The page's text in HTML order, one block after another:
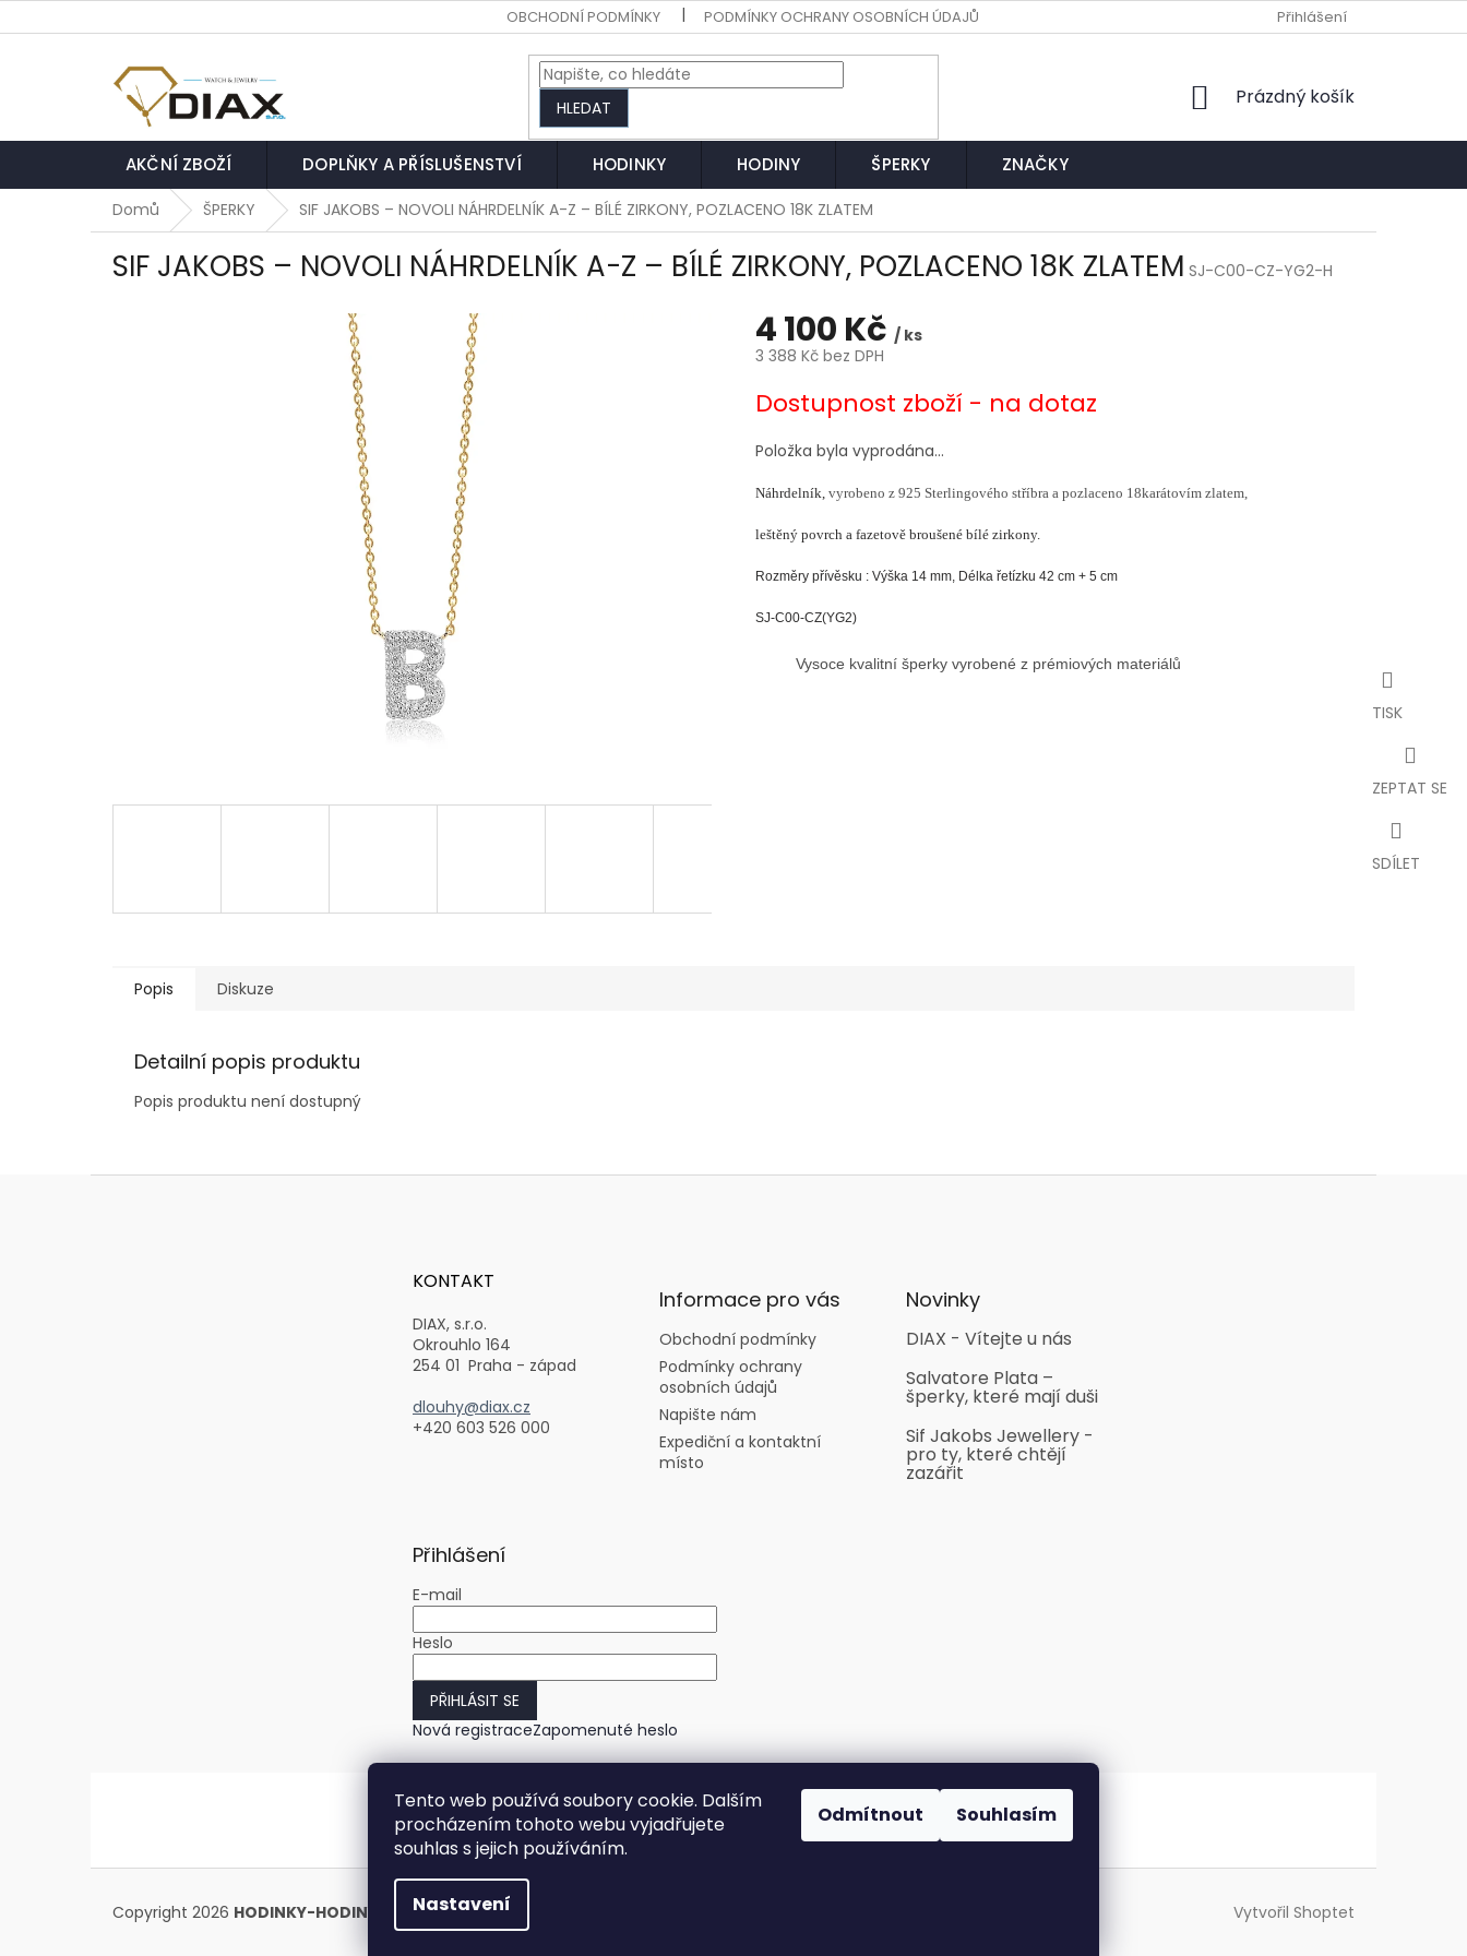
Tento web používá soubory cookie. Dalším
procházením tohoto webu vyjadřujete
souhlas s jejich používáním.
Nastavení
Odmítnout Souhlasím
na
OBCHODNÍ PODMÍNKY PODMÍNKY OCHRANY OSOBNÍCH ÚDAJŮ EXPEDIČNÍ A KONTAKTNÍ MÍSTO
Přihlášení
HLEDAT
NÁKUPNÍ
Prázdný košík
AKČNÍ ZBOŽÍ DOPLŇKY A PŘÍSLUŠENSTVÍ HODINKY HODINY ŠPERKY ZNAČKY
Domů ŠPERKY SIF JAKOBS – NOVOLI NÁHRDELNÍK A-Z – BÍLÉ ZIRKONY, POZLACENO 18K ZLATEM
SIF JAKOBS – NOVOLI NÁHRDELNÍK A-Z – BÍLÉ ZIRKONY, POZLACENO 18K ZLATEM SJ-C00-CZ-YG2-H
4 100 Kč / ks
3 388 Kč bez DPH
cena:
Dostupnost zboží - na dotaz
Položka byla vyprodána…
Náhrdelník, vyrobeno z 925 Sterlingového stříbra a pozlaceno 18karátovím zlatem,
leštěný povrch a fazetově broušené bílé zirkony.
Rozměry přívěsku : Výška 14 mm, Délka řetízku 42 cm + 5 cm
SJ-C00-CZ(YG2)
Vysoce kvalitní šperky vyrobené z prémiových materiálů
TISK
ZEPTAT SE
SDÍLET
Popis Diskuze
Detailní popis produktu
Popis produktu není dostupný
KONTAKT
DIAX, s.r.o.
Okrouhlo 164
254 01 Praha - západ
dlouhy@diax.cz
+420 603 526 000
Informace pro vás
Obchodní podmínky
Podmínky ochrany
osobních údajů
Napište nám
Expediční a kontaktní
místo
Novinky
DIAX - Vítejte u nás
Salvatore Plata –
šperky, které mají duši
Sif Jakobs Jewellery -
pro ty, které chtějí
zazářit
Přihlášení
E-mail
Heslo
PŘIHLÁSIT SE
Nová registraceZapomenuté heslo
Vytvořil Shoptet
Copyright 2026 HODINKY-HODINY.cz . Všechna práva vyhrazena.